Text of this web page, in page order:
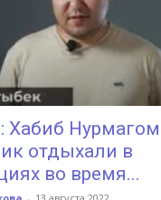
Хабиб
отдыхали в
во время...